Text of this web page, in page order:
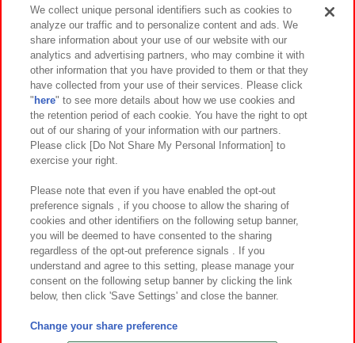
イベント・キャンペーン
関連会社 サステナビリティ サイトポリシー
プライバシーポリシー ウェブアクセシビリティ方針と検証結果
お取引先さまとともに
カスタマーハラスメント対応方針 よくあるご質問・お問い合わせ
©Bandai Namco Amusement Inc.
©Bandai Namco Amusement Lab Inc.
We collect unique personal identifiers such as cookies to
analyze our traffic and to personalize content and ads. We
share information about your use of our website with our
analytics and advertising partners, who may combine it with
other information that you have provided to them or that they
have collected from your use of their services. Please click
" here" to see more details about how we use cookies and
the retention period of each cookie. You have the right to opt
out of our sharing of your information with our partners.
Please click [Do Not Share My Personal Information] to
exercise your right.
Please note that even if you have enabled the opt-out
preference signals , if you choose to allow the sharing of
cookies and other identifiers on the following setup banner,
you will be deemed to have consented to the sharing
regardless of the opt-out preference signals . If you
understand and agree to this setting, please manage your
consent on the following setup banner by clicking the link
below, then click 'Save Settings' and close the banner.
Change your share preference